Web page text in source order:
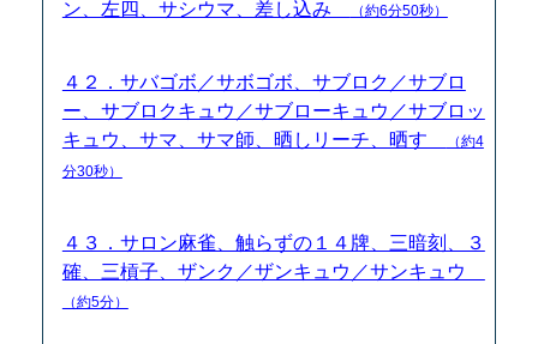
ン、左四、サシウマ、差し込み
（約6分50秒）
４２．サバゴボ／サボゴボ、サブロク／サブロ
ー、サブロクキュウ／サブローキュウ／サブロッ
キュウ、サマ、サマ師、晒しリーチ、晒す
（約4
分30秒）
４３．サロン麻雀、触らずの１４牌、三暗刻、３
確、三槓子、ザンク／ザンキュウ／サンキュウ
（約5分）